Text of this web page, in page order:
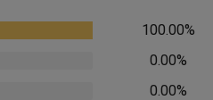
100.00%
0.00%
0.00%